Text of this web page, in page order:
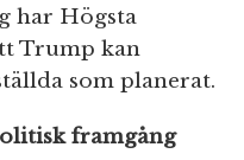
har Högsta
Trump kan
som planerat.
framgång